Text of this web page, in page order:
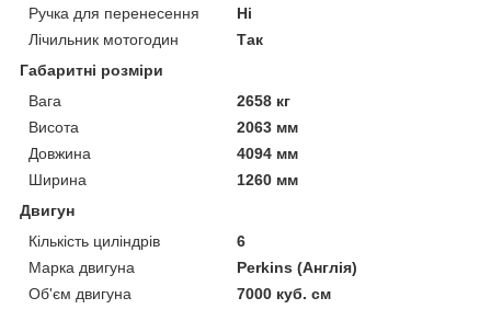
Ручка для перенесення
Ні
Лічильник мотогодин
Так
Габаритні розміри
Вага
2658 кг
Висота
2063 мм
Довжина
4094 мм
Ширина
1260 мм
Двигун
Кількість циліндрів
6
Марка двигуна
Perkins (Англія)
Об'єм двигуна
7000 куб. см